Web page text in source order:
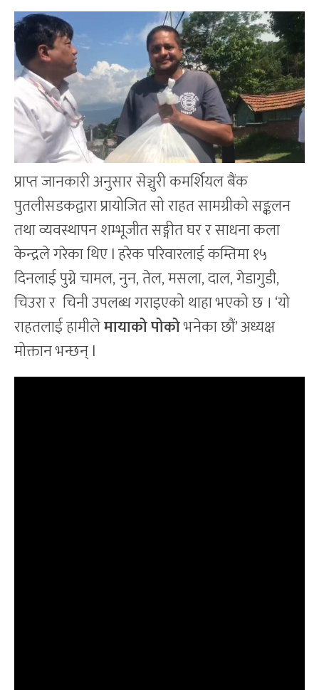
प्राप्त जानकारी अनुसार सेञ्चुरी कमर्शियल बैंक
पुतलीसडकद्वारा प्रायोजित सो राहत सामग्रीको सङ्कलन
तथा व्यवस्थापन शम्भूजीत सङ्गीत घर र साधना कला
केन्द्रले गरेका थिए l हरेक परिवारलाई कम्तिमा १५
दिनलाई पुग्ने चामल, नुन, तेल, मसला, दाल, गेडागुडी,
चिउरा र चिनी उपलब्ध गराइएको थाहा भएको छ । ‘यो
राहतलाई हामीलेमायाको पोकोभनेका छौं’ अध्यक्ष
मोक्तान भन्छन् l